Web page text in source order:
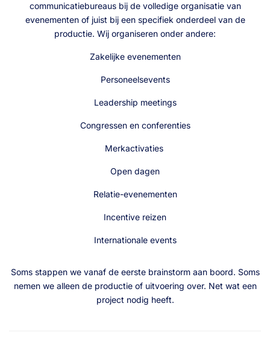
communicatiebureaus bij de volledige organisatie van
evenementen of juist bij een specifiek onderdeel van de
productie. Wij organiseren onder andere:
Zakelijke evenementen
Personeelsevents
Leadership meetings
Congressen en conferenties
Merkactivaties
Open dagen
Relatie-evenementen
Incentive reizen
Internationale events
Soms stappen we vanaf de eerste brainstorm aan boord. Soms
nemen we alleen de productie of uitvoering over. Net wat een
project nodig heeft.